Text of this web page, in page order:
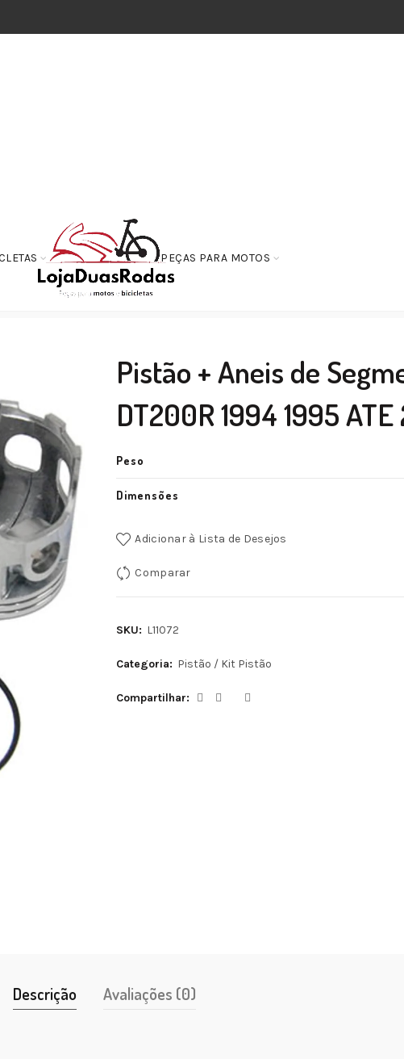
PEÇAS PARA MOTOS
Aneis de Segmento 1,75MM DT200R 1994 1995 ATE 2000
Pistão + Aneis de
DT200R 1994 1995
Peso
Dimensões
Adicionar à Lista de Desejos
Comparar
SKU: L11072
Categoria: Pistão / Kit Pistão
Compartilhar
Descrição Avaliações (0)